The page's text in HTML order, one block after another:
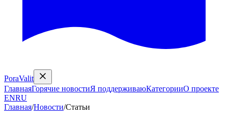
PoraValit
ГлавнаяГорячие новостиЯ поддерживаюКатегорииО проекте
ENRU
Главная/Новости/Статьи